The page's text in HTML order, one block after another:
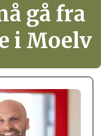
gå fra
i Moelv